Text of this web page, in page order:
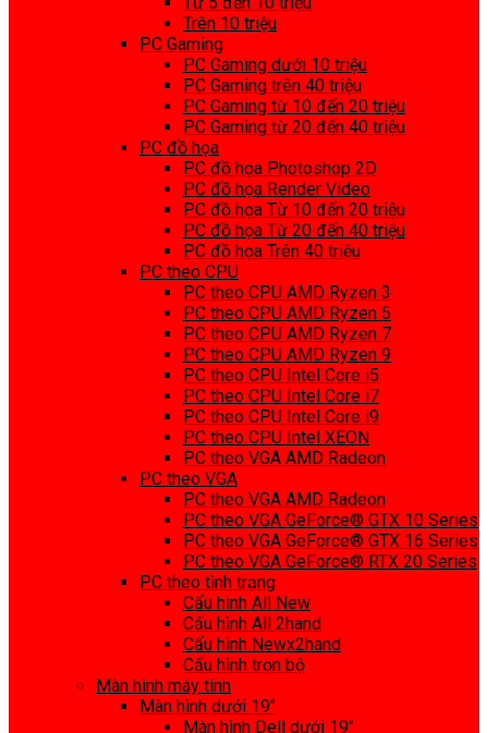
Trên 10 triệu
PC Gaming
PC Gaming dưới 10 triệu
PC Gaming trên 40 triệu
PC Gaming từ 10 đến 20 triệu
PC Gaming từ 20 đến 40 triệu
PC đồ họa
PC đồ họa Photoshop 2D
PC đồ họa Render Video
PC đồ họa Từ 10 đến 20 triệu
PC đồ họa Từ 20 đến 40 triệu
PC đồ họa Trên 40 triệu
PC theo CPU
PC theo CPU AMD Ryzen 3
PC theo CPU AMD Ryzen 5
PC theo CPU AMD Ryzen 7
PC theo CPU AMD Ryzen 9
PC theo CPU Intel Core i5
PC theo CPU Intel Core i7
PC theo CPU Intel Core i9
PC theo CPU Intel XEON
PC theo VGA AMD Radeon
PC theo VGA
PC theo VGA AMD Radeon
PC theo VGA GeForce® GTX 10 Series
PC theo VGA GeForce® GTX 16 Series
PC theo VGA GeForce® RTX 20 Series
PC theo tình trạng
Cấu hình All New
Cấu hình All 2hand
Cấu hình Newx2hand
Cấu hình trọn bộ
Màn hình máy tính
Màn hình dưới 19″
Màn hình Dell dưới 19″